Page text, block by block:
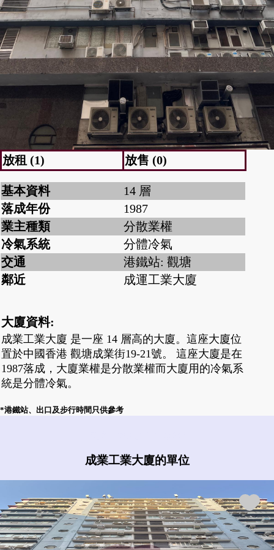
放租 (1) 放售 (0)
基本資料
14 層
落成年份
1987
業主種類
分散業權
冷氣系統
分體冷氣
交通
港鐵站: 觀塘
鄰近
成運工業大廈
大廈資料:
成業工業大廈 是一座 14 層高的大廈。這座大廈位
置於中國香港 觀塘成業街19-21號。 這座大廈是在
1987落成，大廈業權是分散業權而大廈用的冷氣系
統是分體冷氣。
*港鐵站、出口及步行時間只供參考
成業工業大廈的單位